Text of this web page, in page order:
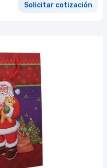
Solicitar cotización